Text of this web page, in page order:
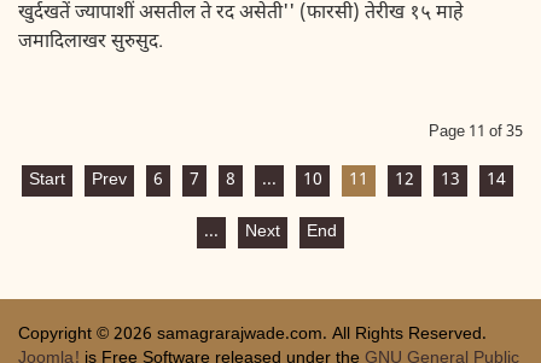
खुर्दखतें ज्यापाशीं असतील ते रद असेती'' (फारसी) तेरीख १५ माहे
जमादिलाखर सुरुसुद.
Page 11 of 35
Start Prev 6 7 8 ... 10 11 12 13 14
... Next End
Copyright © 2026 samagrarajwade.com. All Rights Reserved.